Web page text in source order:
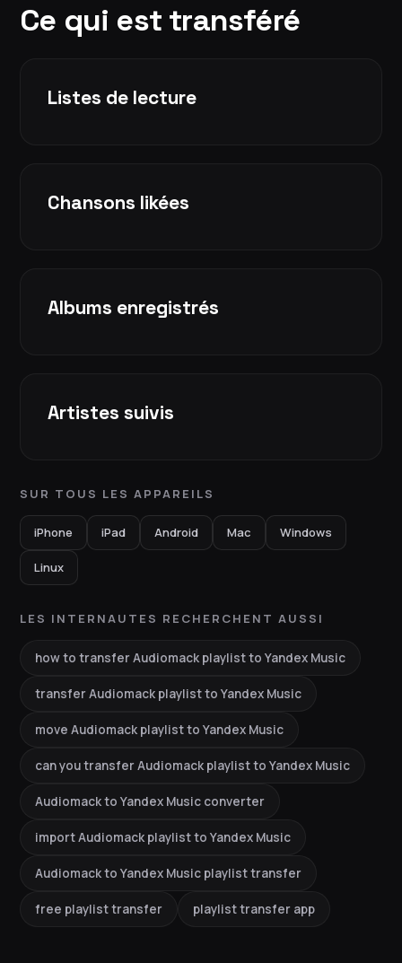
Ce qui est transféré
Listes de lecture
Chansons likées
Albums enregistrés
Artistes suivis
SUR TOUS LES APPAREILS
iPhone iPad Android Mac Windows
Linux
LES INTERNAUTES RECHERCHENT AUSSI
how to transfer Audiomack playlist to Yandex Music
transfer Audiomack playlist to Yandex Music
move Audiomack playlist to Yandex Music
can you transfer Audiomack playlist to Yandex Music
Audiomack to Yandex Music converter
import Audiomack playlist to Yandex Music
Audiomack to Yandex Music playlist transfer
free playlist transfer playlist transfer app